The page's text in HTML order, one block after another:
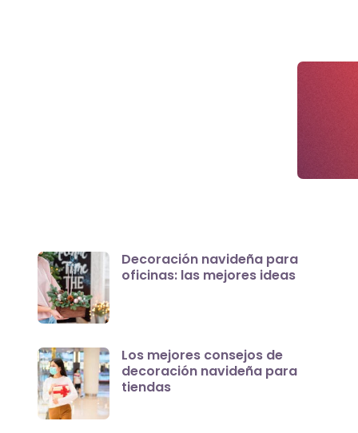
Decoración navideña para
oficinas: las mejores ideas
Los mejores consejos de
decoración navideña para
tiendas